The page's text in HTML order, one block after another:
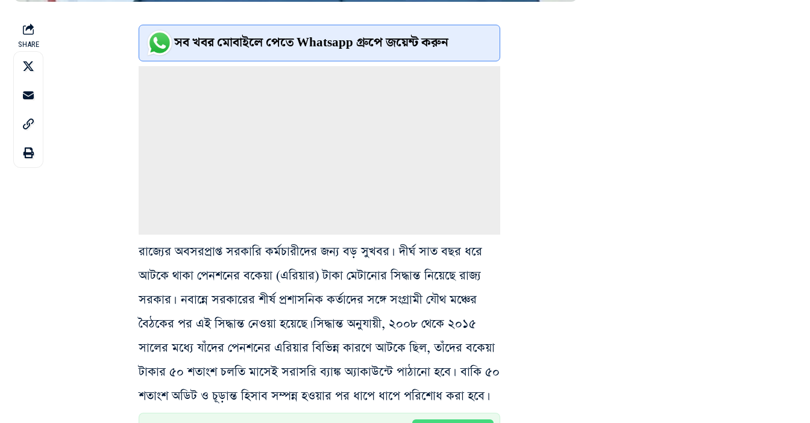
SHARE সব খবর মোবাইলে পেতে Whatsapp গ্রুপে জয়েন্ট করুন
রাজ্যের অবসরপ্রাপ্ত সরকারি কর্মচারীদের জন্য বড় সুখবর। দীর্ঘ সাত বছর ধরে
আটকে থাকা পেনশনের বকেয়া (এরিয়ার) টাকা মেটানোর সিদ্ধান্ত নিয়েছে রাজ্য
সরকার। নবান্নে সরকারের শীর্ষ প্রশাসনিক কর্তাদের সঙ্গে সংগ্রামী যৌথ মঞ্চের
বৈঠকের পর এই সিদ্ধান্ত নেওয়া হয়েছে। সিদ্ধান্ত অনুযায়ী, ২০০৮ থেকে ২০১৫
সালের মধ্যে যাঁদের পেনশনের এরিয়ার বিভিন্ন কারণে আটকে ছিল, তাঁদের বকেয়া
টাকার ৫০ শতাংশ চলতি মাসেই সরাসরি ব্যাঙ্ক অ্যাকাউন্টে পাঠানো হবে। বাকি ৫০
শতাংশ অডিট ও চূড়ান্ত হিসাব সম্পন্ন হওয়ার পর ধাপে ধাপে পরিশোধ করা হবে।